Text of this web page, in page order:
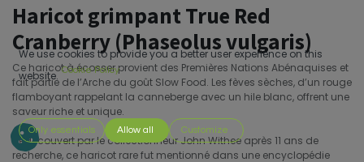
Haricot grimpant True Red
Cranberry (Phaseolus vulgaris)
Ce haricot à écosser provient des Premières Nations Abénaquises et
fait partie de l’Arche du goût Slow Food. Les fèves sèches, d’un rouge
flamboyant rappelant la canneberge avec un hile blanc, offrent une
saveur riche et unique.
Redécouvert par le collectionneur John Withee après 11 ans de
recherche, ce haricot rare fut mentionné dans une encyclopédie
We use cookies to provide you a better user experience on this
website. Cookie Policy
Only essentials Allow all Customize